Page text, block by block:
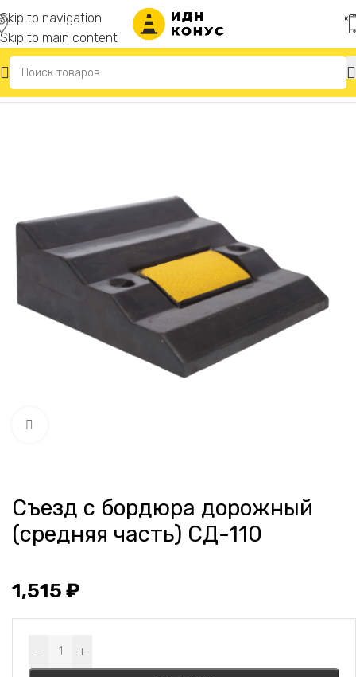
Skip to navigation
Skip to main content
Главная Съезды с бордюра
Съезд с бордюра дорожный
(средняя часть) СД-110
1,515 ₽
- +
Alternative: